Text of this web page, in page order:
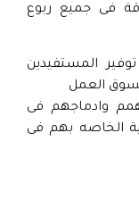
فى جميع ربوع
المستفيدين
بسوق العمل
وادماجهم فى
الخاصه بهم فى